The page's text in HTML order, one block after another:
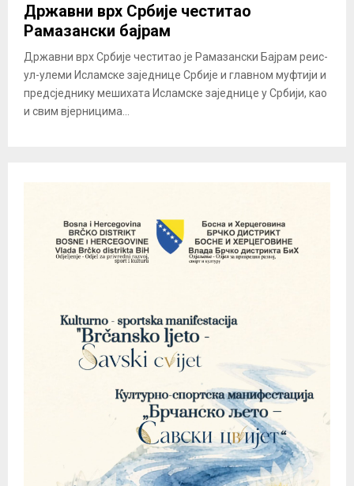
Државни врх Србије честитао
Рамазански бајрам
Државни врх Србије честитао је Рамазански Бајрам реис-
ул-улеми Исламске заједнице Србије и главном муфтији и
предсједнику мешихата Исламске заједнице у Србији, као
и свим вјерницима...